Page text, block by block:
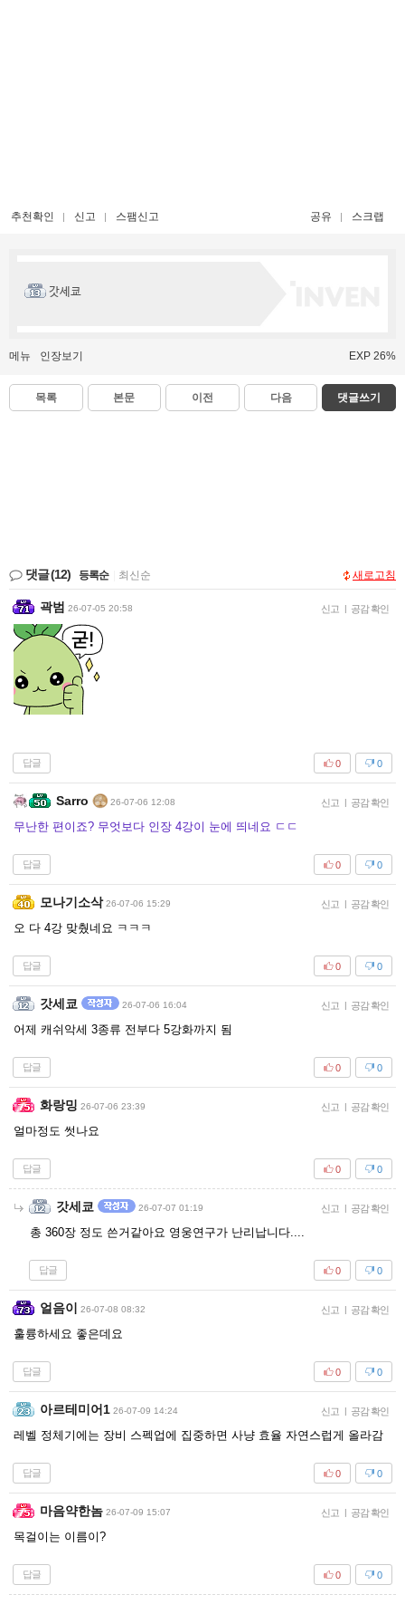
추천확인 신고 스팸신고 공유 스크랩
갓세쿄
메뉴 인장보기 EXP 26%
목록 본문 이전 다음 댓글쓰기
댓글(12) 등록순 최신순 새로고침
곽범 26-07-05 20:58 신고 | 공감 확인
답글 0
0
Sarro 26-07-06 12:08 신고 | 공감 확인
무난한 편이죠? 무엇보다 인장 4강이 눈에 띄네요 ㄷㄷ
답글 0
0
모나기소삭 26-07-06 15:29 신고 | 공감 확인
오 다 4강 맞췄네요 ㅋㅋㅋ
답글 0
0
갓세쿄 26-07-06 16:04 신고 | 공감 확인
어제 캐쉬악세 3종류 전부다 5강화까지 됨
답글 0
0
화랑밍 26-07-06 23:39 신고 | 공감 확인
얼마정도 썻나요
답글 0
0
갓세쿄 26-07-07 01:19 신고 | 공감 확인
총 360장 정도 쓴거같아요 영웅연구가 난리납니다....
답글 0
0
얼음이 26-07-08 08:32 신고 | 공감 확인
훌륭하세요 좋은데요
답글 0
0
아르테미어1 26-07-09 14:24 신고 | 공감 확인
레벨 정체기에는 장비 스펙업에 집중하면 사냥 효율 자연스럽게 올라감
답글 0
0
마음약한놈 26-07-09 15:07 신고 | 공감 확인
목걸이는 이름이?
답글 0
0